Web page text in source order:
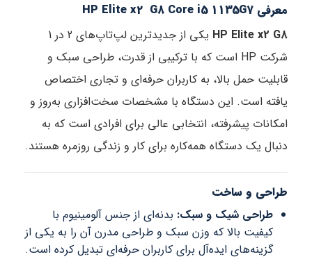
معرفی HP Elite x2 G8 Core i5 1135G7
HP Elite x2 G8
یکی از جدیدترین لپ‌تاپ‌های 2 در 1
شرکت HP است که با ترکیبی از قدرت، طراحی سبک و
قابلیت حمل بالا، به کاربران حرفه‌ای و تجاری اختصاص
یافته است. این دستگاه با مشخصات سخت‌افزاری به‌روز و
امکانات پیشرفته، انتخابی عالی برای افرادی است که به
دنبال یک دستگاه همه‌کاره برای کار و زندگی روزمره هستند.
طراحی و ساخت
طراحی شیک و سبک: بدنه‌ای از جنس آلومینیوم با
کیفیت بالا که وزن سبک و طراحی مدرن آن را به یکی از
گزینه‌های ایده‌آل برای کاربران حرفه‌ای تبدیل کرده است.